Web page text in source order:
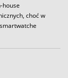
house
choć w